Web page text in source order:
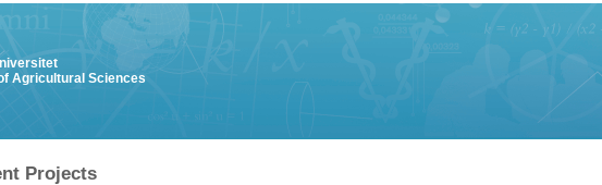
Agricultural Sciences
Projects